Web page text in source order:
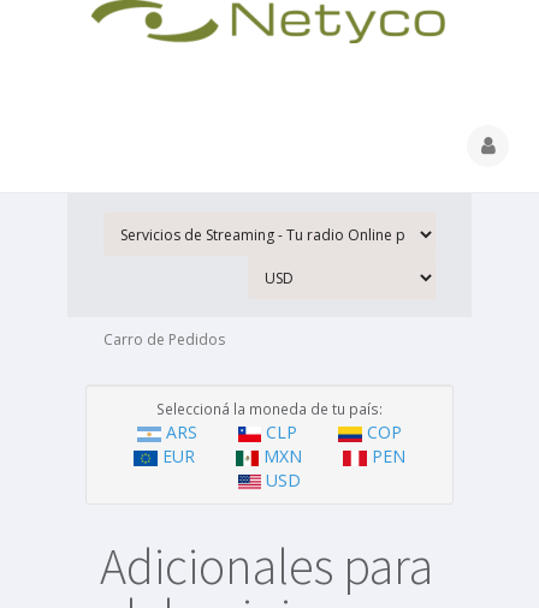
Carro de Pedidos
Seleccioná la moneda de tu país:
ARS CLP
COP
EUR
MXN
PEN
USD
Adicionales para